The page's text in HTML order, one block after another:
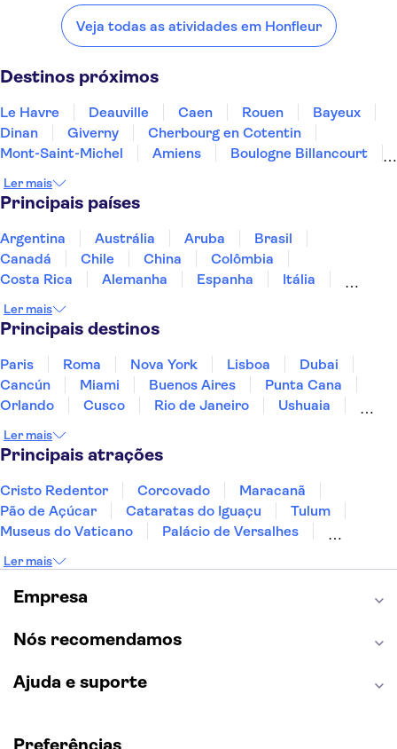
Honfleur:
Deauville
Veja todas as atividades em Honfleur
Destinos próximos
Le Havre Deauville Caen Rouen
Bayeux
Dinan
Giverny
Cherbourg en Cotentin
Mont-Saint-Michel
Amiens
Boulogne Billancourt
Ler mais
Principais países
Argentina Austrália Aruba
Brasil
Canadá
Chile China
Colômbia
Costa Rica
Alemanha Espanha
Itália
Panamá
Peru
Ler mais
Principais destinos
Paris Roma Nova York Lisboa
Dubai
Cancún
Miami Buenos Aires
Punta Cana
Orlando
Cusco Rio de Janeiro
Ushuaia
Fernando de Noronha
Ler mais
Principais atrações
Cristo Redentor Corcovado
Maracanã
Pão de Açúcar
Cataratas do Iguaçu
Tulum
Museus do Vaticano
Palácio de Versalhes
Museu do Louvre
Sagrada Família
Estátua da Liberdade
Torre de Belém
Discovery Cove
Ler mais
Empresa
Nós recomendamos
Ajuda e suporte